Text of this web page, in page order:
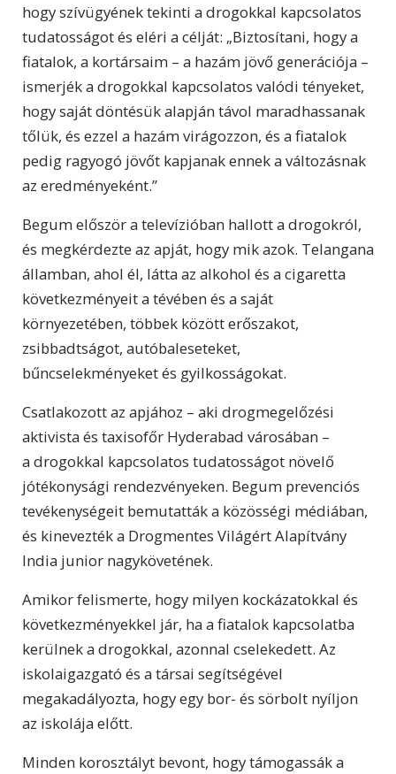
hogy szívügyének tekinti a drogokkal kapcsolatos
tudatosságot és eléri a célját: „Biztosítani, hogy a
fiatalok, a kortársaim – a hazám jövő generációja –
ismerjék a drogokkal kapcsolatos valódi tényeket,
hogy saját döntésük alapján távol maradhassanak
tőlük, és ezzel a hazám virágozzon, és a fiatalok
pedig ragyogó jövőt kapjanak ennek a változásnak
az eredményeként.”
Begum először a televízióban hallott a drogokról,
és megkérdezte az apját, hogy mik azok. Telangana
államban, ahol él, látta az alkohol és a cigaretta
következményeit a tévében és a saját
környezetében, többek között erőszakot,
zsibbadtságot, autóbaleseteket,
bűncselekményeket és gyilkosságokat.
Csatlakozott az apjához – aki drogmegelőzési
aktivista és taxisofőr Hyderabad városában –
a drogokkal kapcsolatos tudatosságot növelő
jótékonysági rendezvényeken. Begum prevenciós
tevékenységeit bemutatták a közösségi médiában,
és kinevezték a Drogmentes Világért Alapítvány
India junior nagykövetének.
Amikor felismerte, hogy milyen kockázatokkal és
következményekkel jár, ha a fiatalok kapcsolatba
kerülnek a drogokkal, azonnal cselekedett. Az
iskolaigazgató és a társai segítségével
megakadályozta, hogy egy bor- és sörbolt nyíljon
az iskolája előtt.
Minden korosztályt bevont, hogy támogassák a